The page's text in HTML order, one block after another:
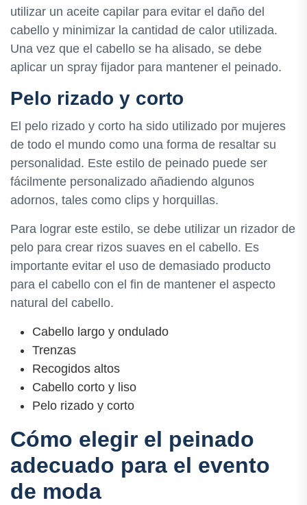
utilizar un aceite capilar para evitar el daño del
cabello y minimizar la cantidad de calor utilizada.
Una vez que el cabello se ha alisado, se debe
aplicar un spray fijador para mantener el peinado.
Pelo rizado y corto
El pelo rizado y corto ha sido utilizado por mujeres
de todo el mundo como una forma de resaltar su
personalidad. Este estilo de peinado puede ser
fácilmente personalizado añadiendo algunos
adornos, tales como clips y horquillas.
Para lograr este estilo, se debe utilizar un rizador de
pelo para crear rizos suaves en el cabello. Es
importante evitar el uso de demasiado producto
para el cabello con el fin de mantener el aspecto
natural del cabello.
Cabello largo y ondulado
Trenzas
Recogidos altos
Cabello corto y liso
Pelo rizado y corto
Cómo elegir el peinado
adecuado para el evento
de moda